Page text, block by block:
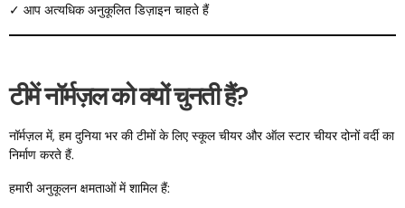
✓ आप अत्यधिक अनुकूलित डिज़ाइन चाहते हैं
टीमें नॉर्मज़ल को क्यों चुनती हैं?
नॉर्मज़ल में, हम दुनिया भर की टीमों के लिए स्कूल चीयर और ऑल स्टार चीयर दोनों वर्दी का
निर्माण करते हैं.
हमारी अनुकूलन क्षमताओं में शामिल हैं: